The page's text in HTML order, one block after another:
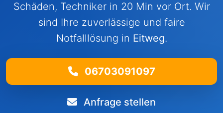
Schäden, Techniker in 20 Min vor Ort. Wir
sind Ihre zuverlässige und faire
Notfalllösung in Eitweg.
06703091097
Anfrage stellen